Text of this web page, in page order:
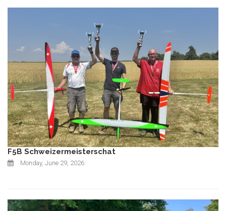
F5B Schweizermeisterschat
Monday, June 29, 2026